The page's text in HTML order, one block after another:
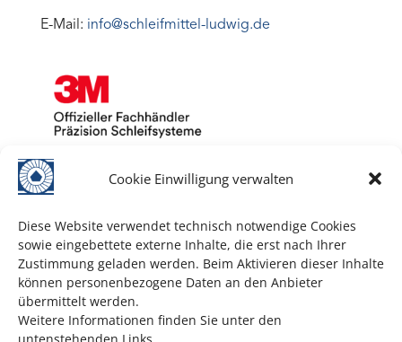
Cookie Einwilligung verwalten
Diese Website verwendet technisch notwendige Cookies
sowie eingebettete externe Inhalte, die erst nach Ihrer
Zustimmung geladen werden. Beim Aktivieren dieser Inhalte
können personenbezogene Daten an den Anbieter
übermittelt werden.
Weitere Informationen finden Sie unter den
E-Mail: info@schleifmittel-ludwig.de